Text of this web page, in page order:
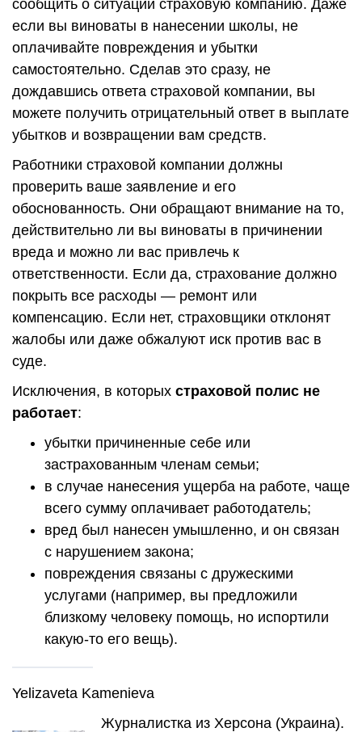
сообщить о ситуации страховую компанию. Даже
если вы виноваты в нанесении школы, не
оплачивайте повреждения и убытки
самостоятельно. Сделав это сразу, не
дождавшись ответа страховой компании, вы
можете получить отрицательный ответ в выплате
убытков и возвращении вам средств.
Работники страховой компании должны
проверить ваше заявление и его
обоснованность. Они обращают внимание на то,
действительно ли вы виноваты в причинении
вреда и можно ли вас привлечь к
ответственности. Если да, страхование должно
покрыть все расходы — ремонт или
компенсацию. Если нет, страховщики отклонят
жалобы или даже обжалуют иск против вас в
суде.
Исключения, в которых страховой полис не
работает:
убытки причиненные себе или
застрахованным членам семьи;
в случае нанесения ущерба на работе, чаще
всего сумму оплачивает работодатель;
вред был нанесен умышленно, и он связан
с нарушением закона;
повреждения связаны с дружескими
услугами (например, вы предложили
близкому человеку помощь, но испортили
какую-то его вещь).
Yelizaveta Kamenieva
Журналистка из Херсона (Украина).